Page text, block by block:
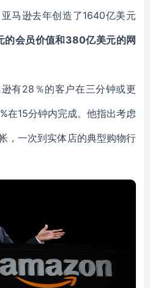
马逊去年创造了1640亿美元
的会员价值和380亿美元的网
有28％的客户在三分钟或更
在15分钟内完成。他指出考虑
，一次到实体店的典型购物行